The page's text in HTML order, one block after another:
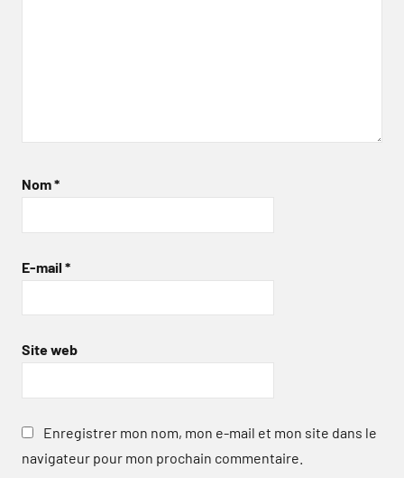
Nom*
E-mail *
Site web
Enregistrer mon nom, mon e-mail et mon site dans le
navigateur pour mon prochain commentaire.